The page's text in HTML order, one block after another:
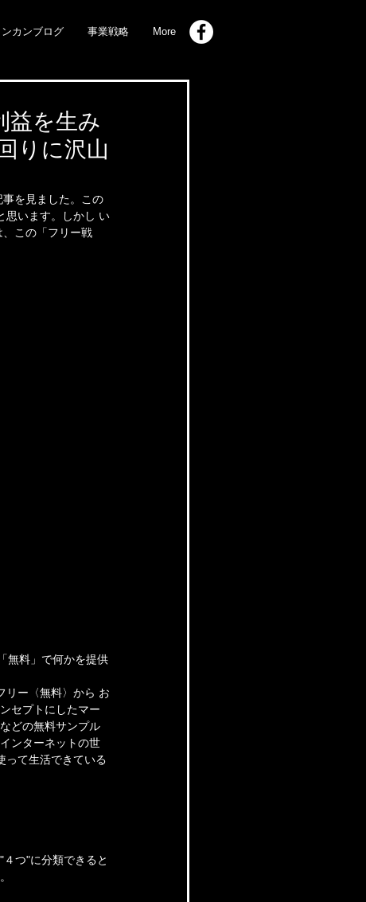
ンカンブログ 事業戦略 More
益を生み
りに沢山
を見ました。この
思います。しかし い
この「フリー戦
無料」で何かを提供
リー〈無料〉から お
セプトにしたマー
どの無料サンプル
ンターネットの世
って生活できている
つ"に分類できると